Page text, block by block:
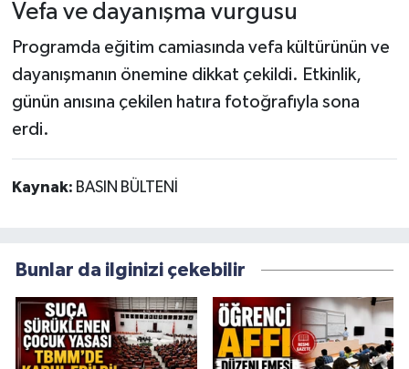
Vefa ve dayanışma vurgusu
Programda eğitim camiasında vefa kültürünün ve
dayanışmanın önemine dikkat çekildi. Etkinlik,
günün anısına çekilen hatıra fotoğrafıyla sona
erdi.
Kaynak: BASIN BÜLTENİ
Bunlar da ilginizi çekebilir